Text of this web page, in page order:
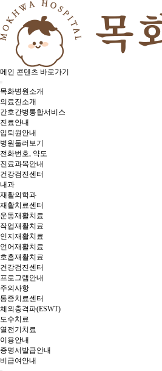
메인 콘텐츠 바로가기
목화병원소개
의료진소개
간호간병통합서비스
진료안내
입퇴원안내
병원둘러보기
전화번호, 약도
진료과목안내
건강검진센터
내과
재활의학과
재활치료센터
운동재활치료
작업재활치료
인지재활치료
언어재활치료
호흡재활치료
건강검진센터
프로그램안내
주의사항
통증치료센터
체외충격파(ESWT)
도수치료
열전기치료
이용안내
증명서발급안내
비급여안내